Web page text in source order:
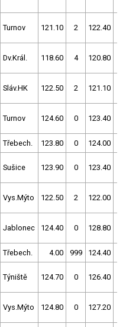
Turnov 121.10 2 122.40
Dv.Král. 118.60 4 120.80
Sláv.HK 122.50 2 121.10
Turnov 124.60 0 123.40
Třebech. 123.80 0 124.00
Sušice 123.90 0 123.40
Vys.Mýto 122.50 2 122.00
Jablonec 124.40 0 128.80
Třebech. 4.00 999 124.40
Týniště 124.70 0 126.40
Vys.Mýto 124.80 0 127.20